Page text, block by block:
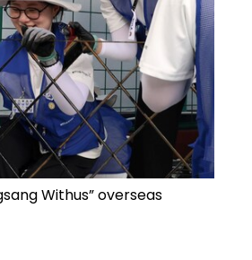
Withus” overseas